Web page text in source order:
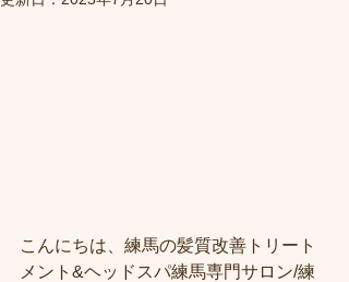
こんにちは、練馬の髪質改善トリート
メント&ヘッドスパ練馬専門サロン/練